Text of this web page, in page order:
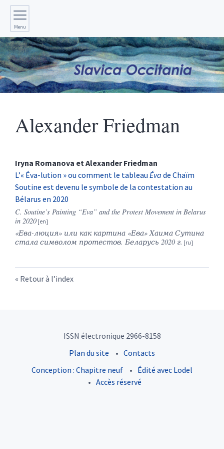
Menu
AlexanderFriedman
Iryna Romanova etAlexanderFriedman
L’« Éva-lution » ou comment le tableau Éva de Chaïm
Soutine est devenu le symbole de la contestation au
Bélarus en 2020
C. Soutine’s Painting “Eva” and the Protest Movement in Belarus
in 2020
«Ева-люция» или как картина «Ева» Хаима Сутина
стала символом протестов. Беларусь 2020 г.
Retour à l’index
ISSN électronique 2966-8158
Plan du site
Contacts
Conception : Chapitre neuf
Édité avec Lodel
Accès réservé